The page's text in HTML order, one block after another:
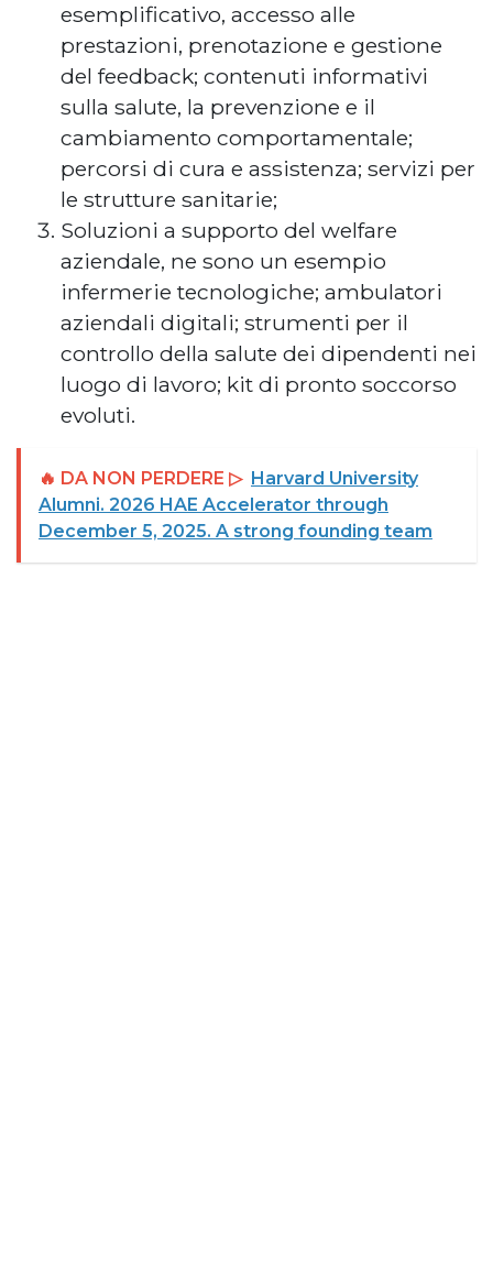
esemplificativo, accesso alle
prestazioni, prenotazione e gestione
del feedback; contenuti informativi
sulla salute, la prevenzione e il
cambiamento comportamentale;
percorsi di cura e assistenza; servizi per
le strutture sanitarie;
Soluzioni a supporto del welfare
aziendale, ne sono un esempio
infermerie tecnologiche; ambulatori
aziendali digitali; strumenti per il
controllo della salute dei dipendenti nei
luogo di lavoro; kit di pronto soccorso
evoluti.
🔥 DA NON PERDERE ▷ Harvard University
Alumni. 2026 HAE Accelerator through
December 5, 2025. A strong founding team